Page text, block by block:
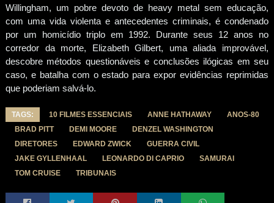
Willingham, um pobre devoto de heavy metal sem educação,
com uma vida violenta e antecedentes criminais, é condenado
por um homicídio triplo em 1992. Durante seus 12 anos no
corredor da morte, Elizabeth Gilbert, uma aliada improvável,
descobre métodos questionáveis e conclusões ilógicas em seu
caso, e batalha com o estado para expor evidências reprimidas
que poderiam salvá-lo.
TAGS: 10 FILMES ESSENCIAIS ANNE HATHAWAY
ANOS-80
BRAD PITT
DEMI MOORE
DENZEL WASHINGTON
DIRETORES
EDWARD ZWICK
GUERRA CIVIL
JAKE GYLLENHAAL
LEONARDO DI CAPRIO
SAMURAI
TOM CRUISE
TRIBUNAIS